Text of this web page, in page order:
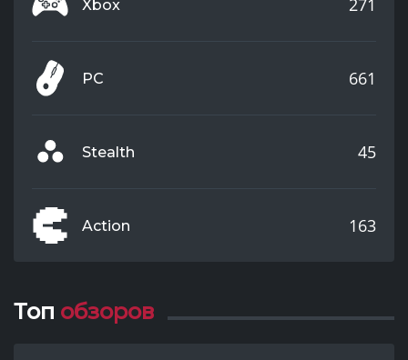
Xbox 271
PC 661
Stealth 45
Action 163
Топ обзоров